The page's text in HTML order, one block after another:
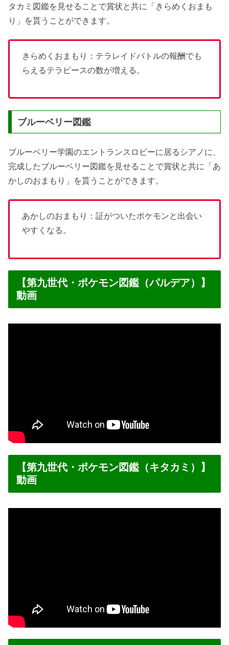
タカミ図鑑を見せることで賞状と共に「きらめくおまも
り」を貰うことができます。
きらめくおまもり：テラレイドバトルの報酬でも
らえるテラピースの数が増える。
ブルーベリー図鑑
ブルーベリー学園のエントランスロビーに居るシアノに、
完成したブルーベリー図鑑を見せることで賞状と共に「あ
かしのおまもり」を貰うことができます。
あかしのおまもり：証がついたポケモンと出会い
やすくなる。
【第九世代・ポケモン図鑑（パルデア）】
動画
【第九世代・ポケモン図鑑（キタカミ）】
動画